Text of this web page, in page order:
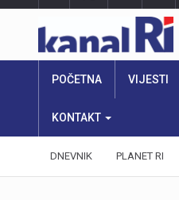
POČETNA VIJESTI
KONTAKT
DNEVNIK PLANET RI